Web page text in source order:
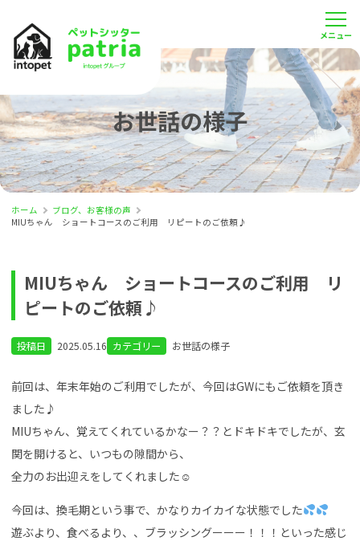
お世話の様子
ホーム
ブログ、お客様の声
MIUちゃん ショートコースのご利用 リピートのご依頼♪
MIUちゃん ショートコースのご利用 リ
ピートのご依頼♪
投稿日 2025.05.16 カテゴリー お世話の様子
前回は、年末年始のご利用でしたが、今回はGWにもご依頼を頂き
ました♪
MIUちゃん、覚えてくれているかなー？？とドキドキでしたが、玄
関を開けると、いつもの隙間から、
全力のお出迎えをしてくれました☺
今回は、換毛期という事で、かなりカイカイな状態でした
遊ぶより、食べるより、、ブラッシングーーー！！！といった感じ